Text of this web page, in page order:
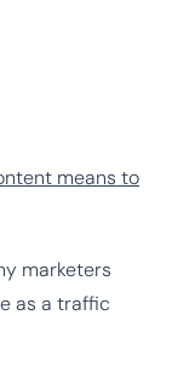
means to
marketers
as a traffic